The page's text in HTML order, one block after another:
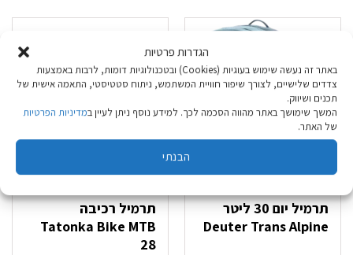
הגדרות פרטיות
באתר זה נעשה שימוש בעוגיות (Cookies) ובטכנולוגיות דומות, לרבות באמצעות
צדדים שלישיים, לצורך שיפור חוויית המשתמש, ניתוח סטטיסטי, התאמה אישית של
תכנים ושיווק.
המשך שימושך באתר מהווה הסכמה לכך. למידע נוסף ניתן לעיין במדיניות הפרטיות
של האתר.
הבנתי
תרמיל יום 30 ליטר
Deuter Trans Alpine
צבע אחרון: צהוב
תרמיל רכיבה
Tatonka Bike MTB
28